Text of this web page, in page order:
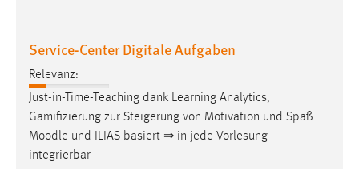
Service-Center Digitale Aufgaben
Relevanz:
Just-in-Time-Teaching dank Learning Analytics,
Gamifizierung zur Steigerung von Motivation und Spaß
Moodle und ILIAS basiert ⇒ in jede Vorlesung
integrierbar